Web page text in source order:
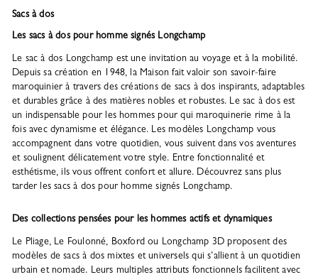
Sacs à dos
Les sacs à dos pour homme signés Longchamp
Le sac à dos Longchamp est une invitation au voyage et à la mobilité.
Depuis sa création en 1948, la Maison fait valoir son savoir-faire
maroquinier à travers des créations de sacs à dos inspirants, adaptables
et durables grâce à des matières nobles et robustes. Le sac à dos est
un indispensable pour les hommes pour qui maroquinerie rime à la
fois avec dynamisme et élégance. Les modèles Longchamp vous
accompagnent dans votre quotidien, vous suivent dans vos aventures
et soulignent délicatement votre style. Entre fonctionnalité et
esthétisme, ils vous offrent confort et allure. Découvrez sans plus
tarder les sacs à dos pour homme signés Longchamp.
Des collections pensées pour les hommes actifs et dynamiques
Le Pliage, Le Foulonné, Boxford ou Longchamp 3D proposent des
modèles de sacs à dos mixtes et universels qui s’allient à un quotidien
urbain et nomade. Leurs multiples attributs fonctionnels facilitent avec